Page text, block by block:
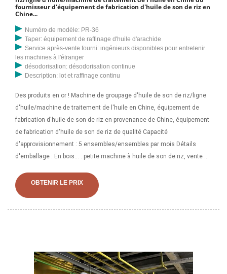
fournisseur d'équipement de fabrication d'huile de son de riz en
Chine...
Numéro de modèle: PR-36
Taper: équipement de raffinage d'huile d'arachide
Service après-vente fourni: ingénieurs disponibles pour entretenir
les machines à l'étranger
désodorisation: désodorisation continue
Description: lot et raffinage continu
Des produits en or ! Machine de groupage d'huile de son de riz/ligne
d'huile/machine de traitement de l'huile en Chine, équipement de
fabrication d'huile de son de riz en provenance de Chine, équipement
de fabrication d'huile de son de riz de qualité Capacité
d'approvisionnement : 5 ensembles/ensembles par mois Détails
d'emballage : En bois... . petite machine à huile de son de riz, vente en
haute qualité provenant de fournisseurs mondiaux de
tripolyphosphate de sodium et petite usine de machine à huile de son
OBTENIR LE PRIX